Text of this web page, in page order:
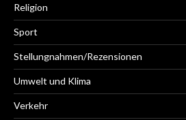
Religion
Sport
Stellungnahmen/Rezensionen
Umwelt und Klima
Verkehr